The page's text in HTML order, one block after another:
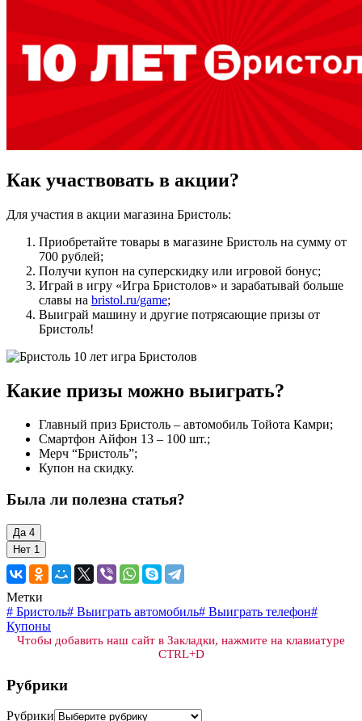
Как участвовать в акции?
Для участия в акции магазина Бристоль:
Приобретайте товары в магазине Бристоль на сумму от
700 рублей;
Получи купон на суперскидку или игровой бонус;
Играй в игру «Игра Бристолов» и зарабатывай больше
славы на bristol.ru/game;
Выиграй машину и другие потрясающие призы от
Бристоль!
Какие призы можно выиграть?
Главный приз Бристоль – автомобиль Тойота Камри;
Смартфон Айфон 13 – 100 шт.;
Мерч “Бристоль”;
Купон на скидку.
Была ли полезна статья?
Да 4
Нет 1
Метки
# Бристоль# Выиграть автомобиль# Выиграть телефон#
Купоны
Чтобы добавить наш сайт в Закладки, нажмите на клавиатуре
CTRL+D
Рубрики
Рубрики